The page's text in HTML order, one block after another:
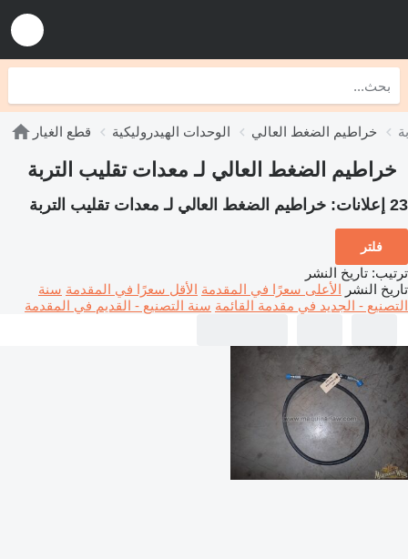
قطع الغيار الوحدات الهيدروليكية خراطيم الضغط العالي
خراطيم الضغط العالي لـ معدات تقليب التربة
23 إعلانات: خراطيم الضغط العالي لـ معدات تقليب التربة
فلتر
ترتيب: تاريخ النشر
تاريخ النشر الأعلى سعرًا في المقدمة الأقل سعرًا في المقدمة سنة
التصنيع - الجديد في مقدمة القائمة سنة التصنيع - القديم في المقدمة